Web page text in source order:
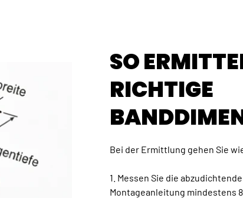
SO
RICHTIGE
Bei der Ermittlung gehen Sie
1. Messen Sie die
Montageanleitung mindestens 8